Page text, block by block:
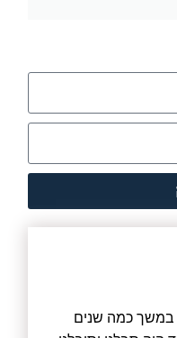
במשך כמה שנים